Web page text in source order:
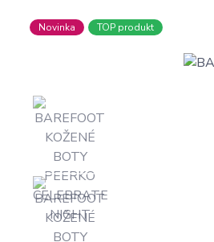
Novinka TOP produkt